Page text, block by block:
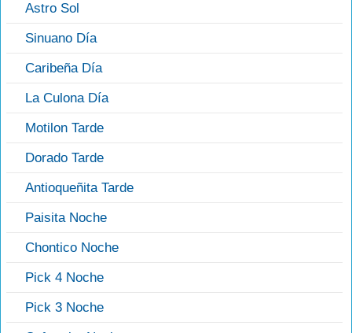
Astro Sol
Sinuano Día
Caribeña Día
La Culona Día
Motilon Tarde
Dorado Tarde
Antioqueñita Tarde
Paisita Noche
Chontico Noche
Pick 4 Noche
Pick 3 Noche